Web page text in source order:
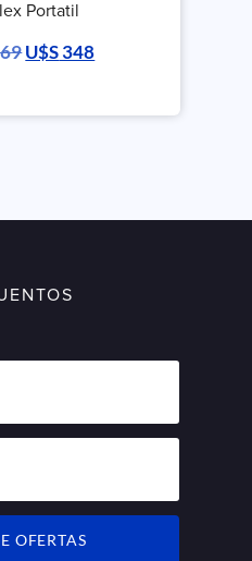
Portatil
U$S348
OFERTAS